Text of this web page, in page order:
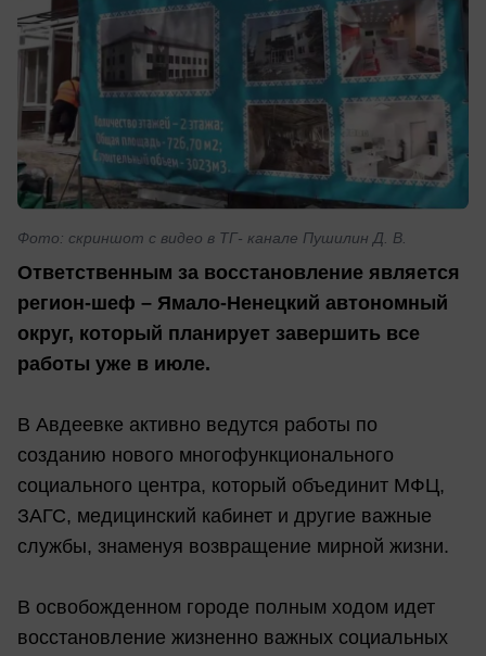
Фото: скриншот с видео в ТГ- канале Пушилин Д. В.
Ответственным за восстановление является
регион-шеф – Ямало-Ненецкий автономный
округ, который планирует завершить все
работы уже в июле.
В Авдеевке активно ведутся работы по
созданию нового многофункционального
социального центра, который объединит МФЦ,
ЗАГС, медицинский кабинет и другие важные
службы, знаменуя возвращение мирной жизни.
В освобожденном городе полным ходом идет
восстановление жизненно важных социальных